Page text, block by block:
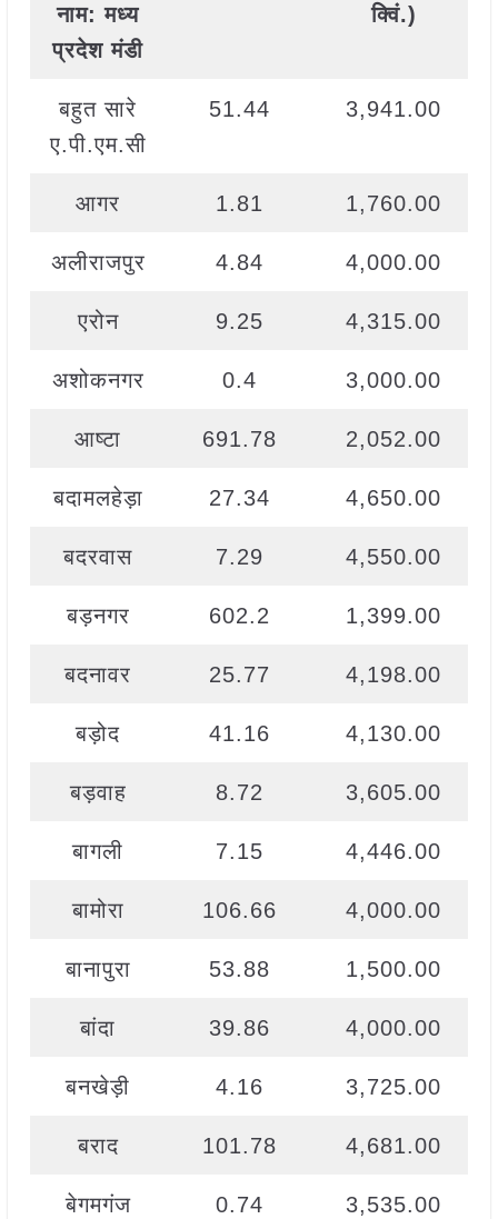
नाम:मध्य
प्रदेश मंडी
क्विं.)
बहुत सारे
ए.पी.एम.सी
51.44 3,941.00
आगर 1.81 1,760.00
अलीराजपुर 4.84 4,000.00
एरोन 9.25 4,315.00
अशोकनगर 0.4 3,000.00
आष्टा 691.78 2,052.00
बदामलहेड़ा 27.34 4,650.00
बदरवास 7.29 4,550.00
बड़नगर 602.2 1,399.00
बदनावर 25.77 4,198.00
बड़ोद 41.16 4,130.00
बड़वाह 8.72 3,605.00
बागली 7.15 4,446.00
बामोरा 106.66 4,000.00
बानापुरा 53.88 1,500.00
बांदा 39.86 4,000.00
बनखेड़ी 4.16 3,725.00
बराद 101.78 4,681.00
बेगमगंज 0.74 3,535.00